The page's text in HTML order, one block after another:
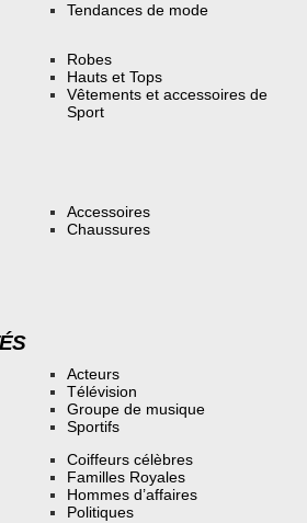
Tendances de mode
Robes
Hauts et Tops
Vêtements et accessoires de
Sport
Accessoires
Chaussures
Acteurs
Télévision
Groupe de musique
Sportifs
Coiffeurs célèbres
Familles Royales
Hommes d’affaires
Politiques